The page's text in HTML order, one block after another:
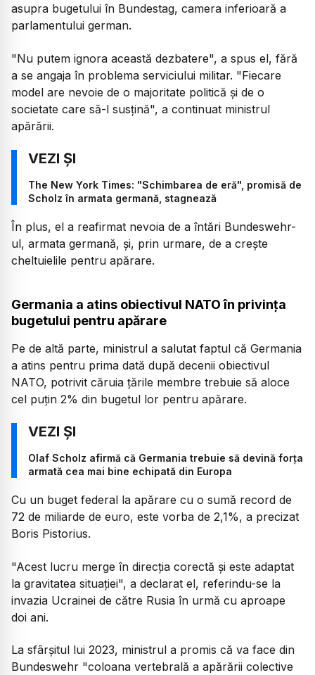
asupra bugetului în Bundestag, camera inferioară a
parlamentului german.
"Nu putem ignora această dezbatere", a spus el, fără
a se angaja în problema serviciului militar. "Fiecare
model are nevoie de o majoritate politică şi de o
societate care să-l susţină", a continuat ministrul
apărării.
The New York Times: "Schimbarea de eră", promisă de
Scholz în armata germană, stagnează
În plus, el a reafirmat nevoia de a întări Bundeswehr-
ul, armata germană, şi, prin urmare, de a creşte
cheltuielile pentru apărare.
Germania a atins obiectivul NATO în privința
bugetului pentru apărare
Pe de altă parte, ministrul a salutat faptul că Germania
a atins pentru prima dată după decenii obiectivul
NATO, potrivit căruia ţările membre trebuie să aloce
cel puţin 2% din bugetul lor pentru apărare.
Olaf Scholz afirmă că Germania trebuie să devină forţa
armată cea mai bine echipată din Europa
Cu un buget federal la apărare cu o sumă record de
72 de miliarde de euro, este vorba de 2,1%, a precizat
Boris Pistorius.
"Acest lucru merge în direcţia corectă şi este adaptat
la gravitatea situaţiei", a declarat el, referindu-se la
invazia Ucrainei de către Rusia în urmă cu aproape
doi ani.
La sfârşitul lui 2023, ministrul a promis că va face din
Bundeswehr "coloana vertebrală a apărării colective